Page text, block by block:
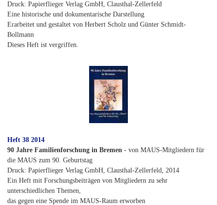
Druck: Papierflieger Verlag GmbH, Clausthal-Zellerfeld
Eine historische und dokumentarische Darstellung
Erarbeitet und gestaltet von Herbert Scholz und Günter Schmidt-
Bollmann
Dieses Heft ist vergriffen.
Heft 38 2014
90 Jahre Familienforschung in Bremen - von MAUS-Mitgliedern für
die MAUS zum 90. Geburtstag
Druck: Papierflieger Verlag GmbH, Clausthal-Zellerfeld, 2014
Ein Heft mit Forschungsbeiträgen von Mitgliedern zu sehr
unterschiedlichen Themen,
das gegen eine Spende im MAUS-Raum erworben